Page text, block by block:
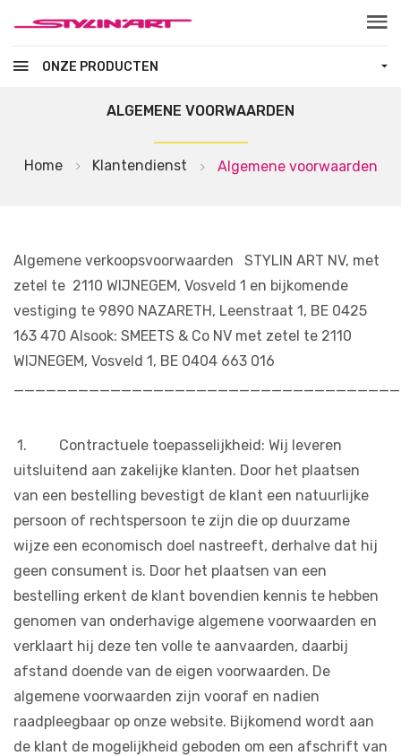
ONZE PRODUCTEN
ALGEMENE VOORWAARDEN
Home Klantendienst Algemene voorwaarden
Algemene verkoopsvoorwaarden STYLIN ART NV, met
zetel te 2110 WIJNEGEM, Vosveld 1 en bijkomende
vestiging te 9890 NAZARETH, Leenstraat 1, BE 0425
163 470 Alsook: SMEETS & Co NV met zetel te 2110
WIJNEGEM, Vosveld 1, BE 0404 663 016
1. Contractuele toepasselijkheid: Wij leveren
uitsluitend aan zakelijke klanten. Door het plaatsen
van een bestelling bevestigt de klant een natuurlijke
persoon of rechtspersoon te zijn die op duurzame
wijze een economisch doel nastreeft, derhalve dat hij
geen consument is. Door het plaatsen van een
bestelling erkent de klant bovendien kennis te hebben
genomen van onderhavige algemene voorwaarden en
verklaart hij deze ten volle te aanvaarden, daarbij
afstand doende van de eigen voorwaarden. De
algemene voorwaarden zijn vooraf en nadien
raadpleegbaar op onze website. Bijkomend wordt aan
de klant de mogelijkheid geboden om een afschrift van